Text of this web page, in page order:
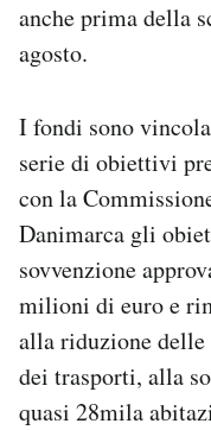
anche prima della
agosto.
I fondi sono
serie di obiettivi
con la
Danimarca gli
sovvenzione
milioni di euro e
alla riduzione delle
dei trasporti, alla
quasi 28mila